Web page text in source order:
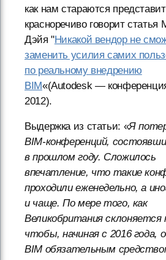
как нам стараются
красноречиво говорит статья
Дэйя "Никакой вендор не
заменить усилия самих
по реальному внедрению
ВIМ«(Autodesk —
2012).
Выдержка из статьи: «Я
ВIМ-конференций,
в прошлом году. Сложилось
впечатление, что такие
проходили еженедельно, а
и чаще. По мере того, как
Великобритания склоняется
чтобы, начиная с 2016 года,
BIM обязательным